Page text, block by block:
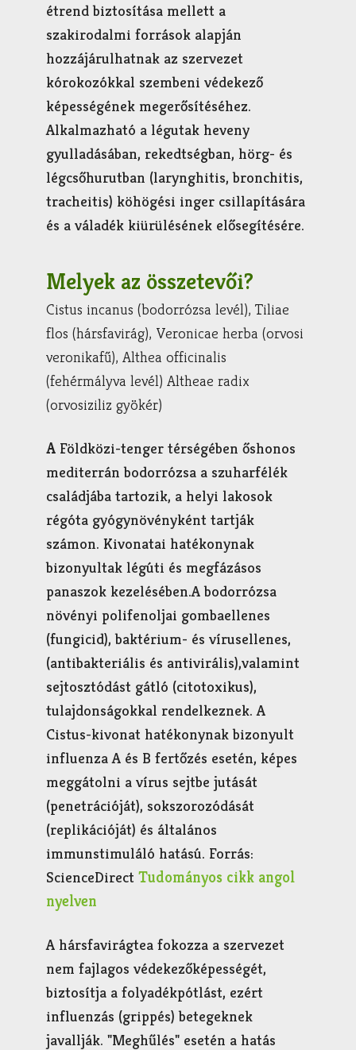
étrend biztosítása mellett a
szakirodalmi források alapján
hozzájárulhatnak az szervezet
kórokozókkal szembeni védekező
képességének megerősítéséhez.
Alkalmazható a légutak heveny
gyulladásában, rekedtségban, hörg- és
légcsőhurutban (larynghitis, bronchitis,
tracheitis) köhögési inger csillapítására
és a váladék kiürülésének elősegítésére.
Melyek az összetevői?
Cistus incanus (bodorrózsa levél), Tiliae
flos (hársfavirág), Veronicae herba (orvosi
veronikafű), Althea officinalis
(fehérmályva levél) Altheae radix
(orvosiziliz gyökér)
A Földközi-tenger térségében őshonos
mediterrán bodorrózsa a szuharfélék
családjába tartozik, a helyi lakosok
régóta gyógynövényként tartják
számon. Kivonatai hatékonynak
bizonyultak légúti és megfázásos
panaszok kezelésében.A bodorrózsa
növényi polifenoljai gombaellenes
(fungicid), baktérium- és vírusellenes,
(antibakteriális és antivirális),valamint
sejtosztódást gátló (citotoxikus),
tulajdonságokkal rendelkeznek. A
Cistus-kivonat hatékonynak bizonyult
influenza A és B fertőzés esetén, képes
meggátolni a vírus sejtbe jutását
(penetrációját), sokszorozódását
(replikációját) és általános
immunstimuláló hatású. Forrás:
ScienceDirectTudományos cikk angol
nyelven
A hársfavirágtea fokozza a szervezet
nem fajlagos védekezőképességét,
biztosítja a folyadékpótlást, ezért
influenzás (grippés) betegeknek
javallják. "Meghűlés" esetén a hatás